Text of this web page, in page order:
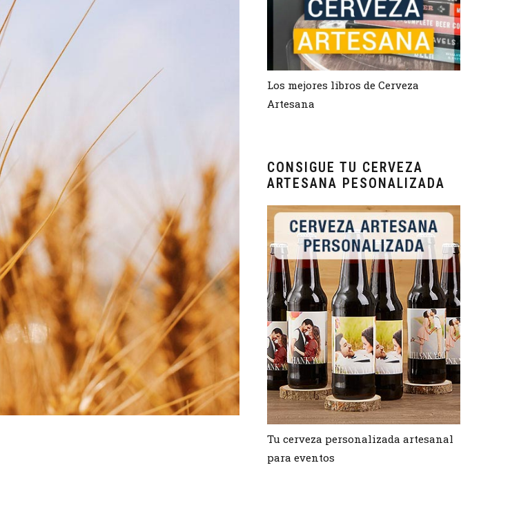
Los mejores libros de Cerveza
Artesana
CONSIGUE TU CERVEZA
ARTESANA PESONALIZADA
Tu cerveza personalizada artesanal
para eventos